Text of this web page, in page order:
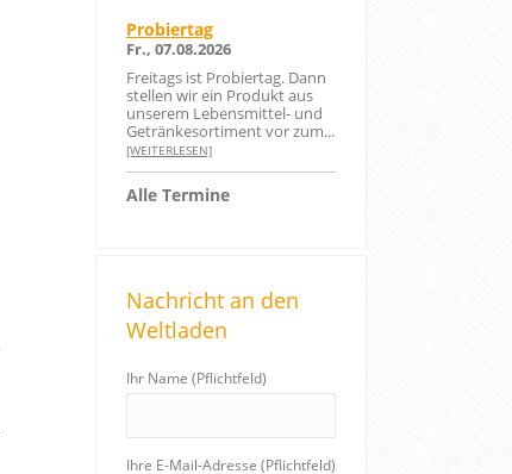
Probiertag
Fr., 07.08.2026
Freitags ist Probiertag. Dann
stellen wir ein Produkt aus
unserem Lebensmittel- und
Getränkesortiment vor zum...
[WEITERLESEN]
Alle Termine
Nachricht an den
Weltladen
Ihr Name (Pflichtfeld)
Ihre E-Mail-Adresse (Pflichtfeld)